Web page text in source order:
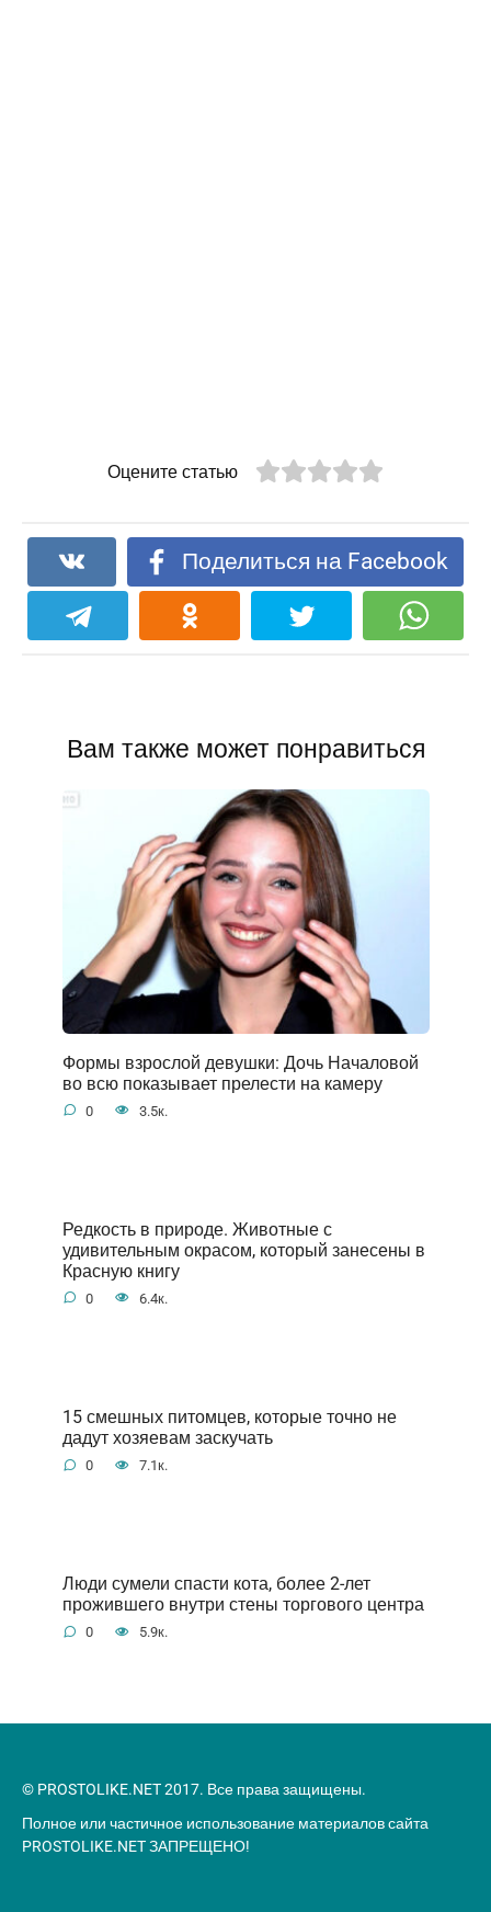
Оцените статью
Поделиться на Facebook
Вам также может понравиться
Формы взрослой девушки: Дочь Началовой
во всю показывает прелести на камеру
0 3.5к.
Редкость в природе. Животные с
удивительным окрасом, который занесены в
Красную книгу
0 6.4к.
15 смешных питомцев, которые точно не
дадут хозяевам заскучать
0 7.1к.
Люди сумели спасти кота, более 2-лет
прожившего внутри стены торгового центра
0 5.9к.
© PROSTOLIKE.NET 2017. Все права защищены.
Полное или частичное использование материалов сайта
PROSTOLIKE.NET ЗАПРЕЩЕНО!